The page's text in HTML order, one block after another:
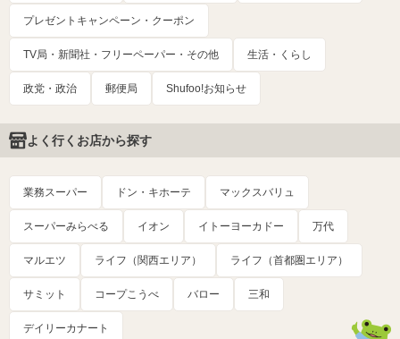
プレゼントキャンペーン・クーポン
TV局・新聞社・フリーペーパー・その他 生活・くらし
政党・政治 郵便局 Shufoo!お知らせ
よく行くお店から探す
業務スーパー ドン・キホーテ マックスバリュ
スーパーみらべる イオン イトーヨーカドー 万代
マルエツ ライフ（関西エリア） ライフ（首都圏エリア）
サミット コープこうべ バロー 三和
デイリーカナート